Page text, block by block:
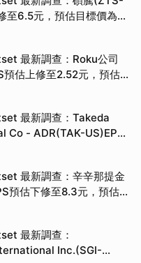
至6.5元，預估目標價為
最新調查：Roku公司
預估上修至2.52元，預估
最新調查：Takeda
Co - ADR(TAK-US)EPS
，預估目標價為19.82元
最新調查：辛辛那提金
預估下修至8.3元，預估目
最新調查：
Inc.(SGI-